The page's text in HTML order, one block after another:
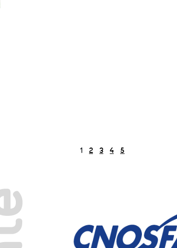
1 2 3 4 5